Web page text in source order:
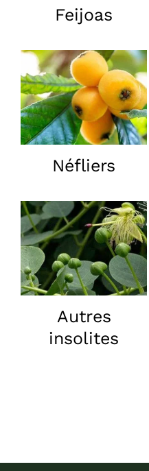
Feijoas
Néfliers
Autres
insolites